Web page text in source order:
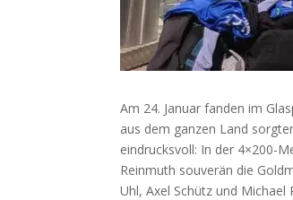
Am 24. Januar fanden im
aus dem ganzen Land
eindrucksvoll: In der 4×200-
Reinmuth souverän die
Uhl, Axel Schütz und